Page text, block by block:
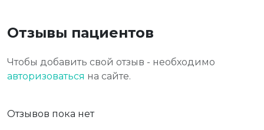
Отзывы пациентов
Чтобы добавить свой отзыв - необходимо
авторизоваться на сайте.
Отзывов пока нет